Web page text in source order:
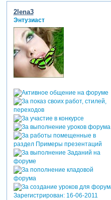
2lena3
Энтузиаст
Зарегистрирован: 16-06-2011